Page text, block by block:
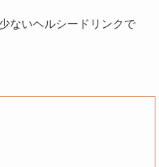
ないヘルシードリンクで